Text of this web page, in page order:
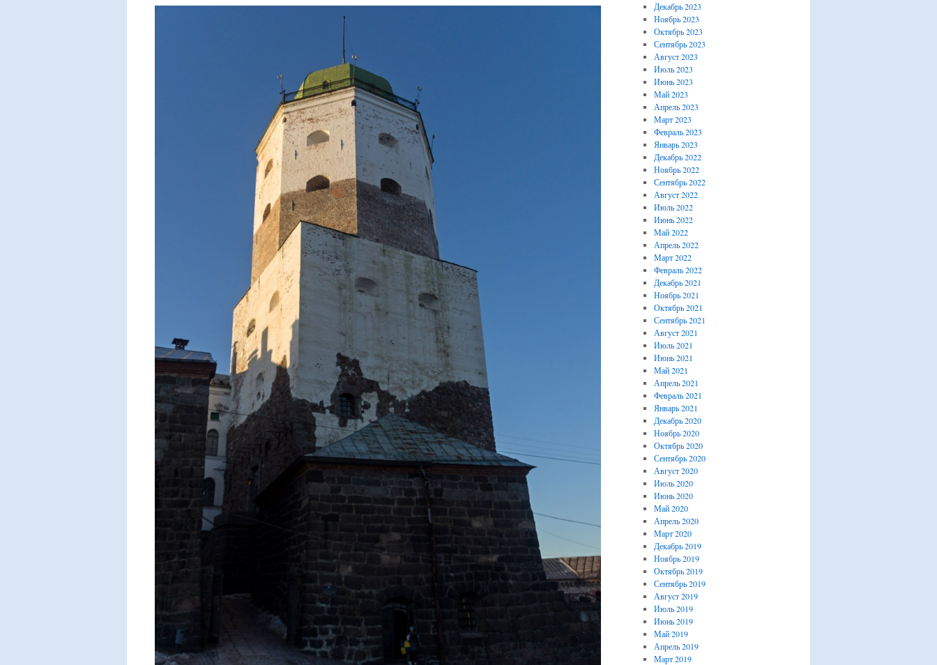
Декабрь 2023
Ноябрь 2023
Октябрь 2023
Сентябрь 2023
Август 2023
Июль 2023
Июнь 2023
Май 2023
Апрель 2023
Март 2023
Февраль 2023
Январь 2023
Декабрь 2022
Ноябрь 2022
Сентябрь 2022
Август 2022
Июль 2022
Июнь 2022
Май 2022
Апрель 2022
Март 2022
Февраль 2022
Декабрь 2021
Ноябрь 2021
Октябрь 2021
Сентябрь 2021
Август 2021
Июль 2021
Июнь 2021
Май 2021
Апрель 2021
Февраль 2021
Январь 2021
Декабрь 2020
Ноябрь 2020
Октябрь 2020
Сентябрь 2020
Август 2020
Июль 2020
Июнь 2020
Май 2020
Апрель 2020
Март 2020
Декабрь 2019
Ноябрь 2019
Октябрь 2019
Сентябрь 2019
Август 2019
Июль 2019
Июнь 2019
Май 2019
Апрель 2019
Март 2019